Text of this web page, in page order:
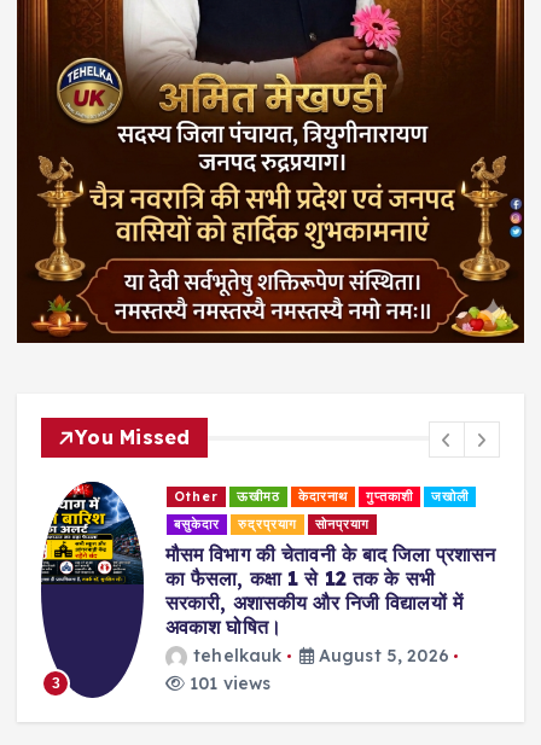
You Missed
3
Other ऊखीमठ केदारनाथ गुप्तकाशी
जखोली
बसुकेदार
रुद्रप्रयाग सोनप्रयाग
मौसम विभाग की चेतावनी के बाद जिला प्रशासन
का फैसला, कक्षा 1 से 12 तक के सभी
सरकारी, अशासकीय और निजी विद्यालयों में
अवकाश घोषित।
tehelkauk
August 5, 2026
101 views